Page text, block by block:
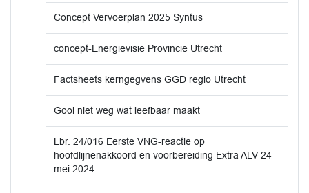
Concept Vervoerplan 2025 Syntus
concept-Energievisie Provincie Utrecht
Factsheets kerngegvens GGD regio Utrecht
Gooi niet weg wat leefbaar maakt
Lbr. 24/016 Eerste VNG-reactie op
hoofdlijnenakkoord en voorbereiding Extra ALV 24
mei 2024